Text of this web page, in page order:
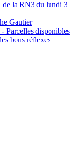
la RN3 du lundi 3
Gautier
Parcelles disponibles
bons réflexes